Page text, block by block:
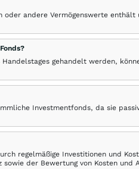
andere Vermögenswerte
gehandelt werden,
Investmentfonds, da sie
regelmäßige Investitionen und
der Bewertung von Kosten